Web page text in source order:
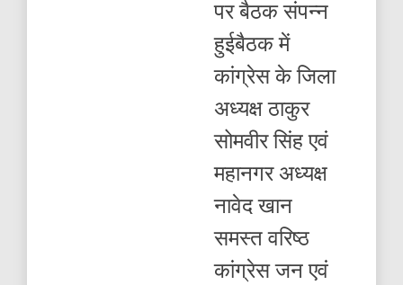
पर बैठक संपन्न
हुईबैठक में
कांग्रेस के जिला
अध्यक्ष ठाकुर
सोमवीर सिंह एवं
महानगर अध्यक्ष
नावेद खान
समस्त वरिष्ठ
कांग्रेस जन एवं